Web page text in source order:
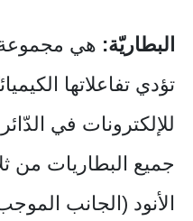
البطاريّة: هي مجموعة
تؤدي تفاعلاتها
للإلكترونات في
جميع البطاريات من
الأنود (الجانب